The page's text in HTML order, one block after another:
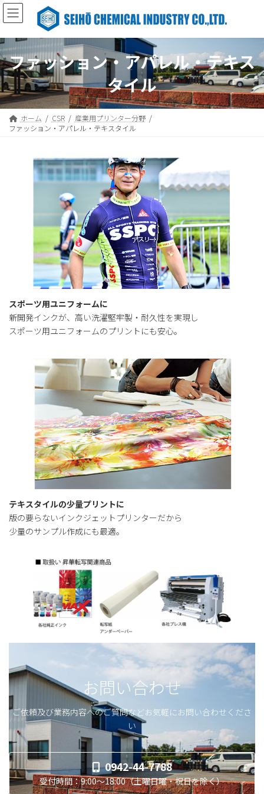
コ
ン
ン
ツ
へ
ス
キ
ッ
プ
ナ
ビ
ー
シ
ョ
ン
に
移
動
ファッション・アパレル・テキス
タイル
ホーム CSR
産業用プリンター分野
ファッション・アパレル・テキスタイル
スポーツ用ユニフォームに
新開発インクが、高い洗濯堅牢製・耐久性を実現し
スポーツ用ユニフォームのプリントにも安心。
テキスタイルの少量プリントに
版の要らないインクジェットプリンターだから
少量のサンプル作成にも最適。
お問い合わせ
ご依頼及び業務内容へのご質問などお気軽にお問い合わせくださ
い
0942-44-7788
受付時間：9:00～18:00（土曜日曜・祝日を除く）